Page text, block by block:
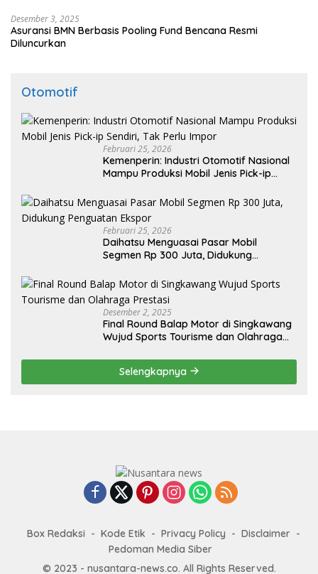
Desember 3, 2025
Asuransi BMN Berbasis Pooling Fund Bencana Resmi
Diluncurkan
Otomotif
Februari 25, 2026
Kemenperin: Industri Otomotif Nasional
Mampu Produksi Mobil Jenis Pick-ip
Februari 25, 2026
Daihatsu Menguasai Pasar Mobil
Segmen Rp 300 Juta, Didukung
Desember 2, 2025
Final Round Balap Motor di Singkawang
Wujud Sports Tourisme dan Olahraga
Selengkapnya
Box Redaksi Kode Etik Privacy Policy
Disclaimer
Pedoman Media Siber
© 2023 - nusantara-news.co. All Rights Reserved.